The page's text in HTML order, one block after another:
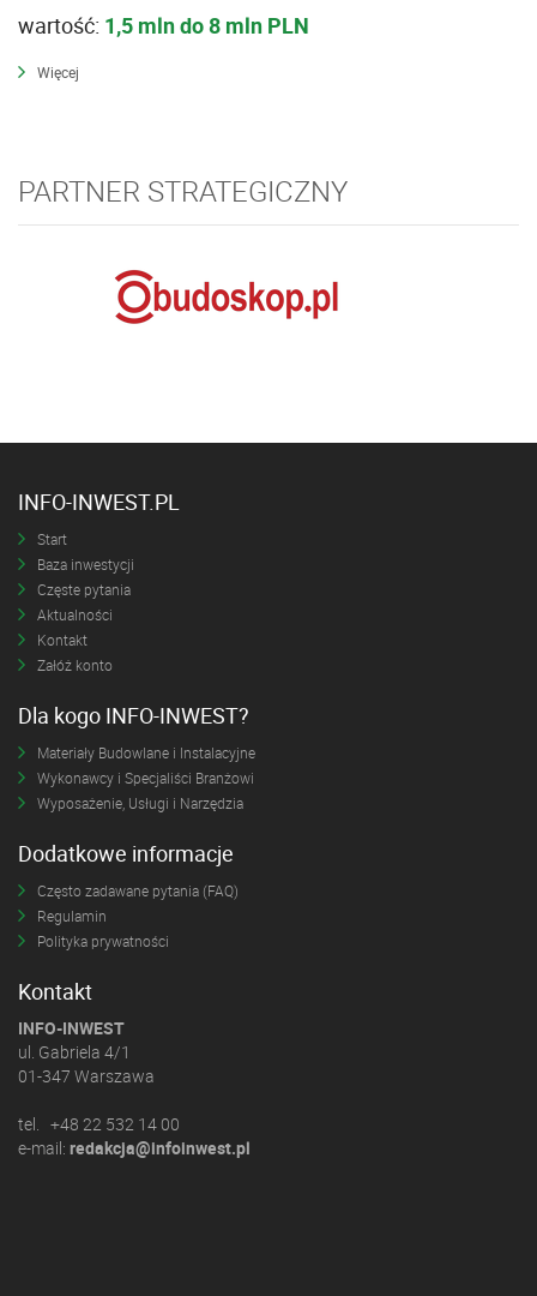
wartość: 1,5 mln do 8 mln PLN
Więcej
PARTNER STRATEGICZNY
INFO-INWEST.PL
Start
Baza inwestycji
Częste pytania
Aktualności
Kontakt
Załóż konto
Dla kogo INFO-INWEST?
Materiały Budowlane i Instalacyjne
Wykonawcy i Specjaliści Branżowi
Wyposażenie, Usługi i Narzędzia
Dodatkowe informacje
Często zadawane pytania (FAQ)
Regulamin
Polityka prywatności
Kontakt
INFO-INWEST
ul. Gabriela 4/1
01-347 Warszawa
tel. +48 22 532 14 00
e-mail: redakcja@infoinwest.pl